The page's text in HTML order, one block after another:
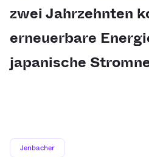
zwei Jahrzehnten
erneuerbare
japanische